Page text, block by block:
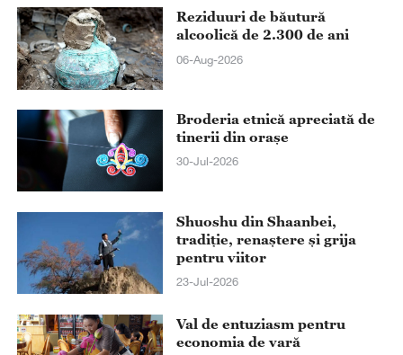
Marin
Reziduuri de băutură
alcoolică de 2.300 de ani
06-Aug-2026
Broderia etnică apreciată de
tinerii din orașe
30-Jul-2026
Shuoshu din Shaanbei,
tradiție, renaștere și grija
pentru viitor
23-Jul-2026
Val de entuziasm pentru
economia de vară